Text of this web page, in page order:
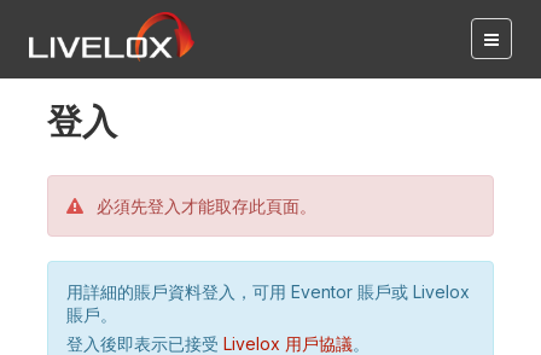
登入
必須先登入才能取存此頁面。
用詳細的賬戶資料登入，可用 Eventor 賬戶或 Livelox
賬戶。
登入後即表示已接受 Livelox 用戶協議。